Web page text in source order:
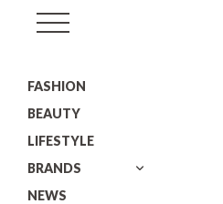
ル)
FASHION
BEAUTY
LIFESTYLE
BRANDS
NEWS